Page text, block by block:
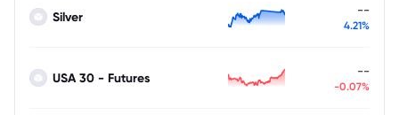
Silver --
4.21%
USA 30 - Futures --
-0.07%